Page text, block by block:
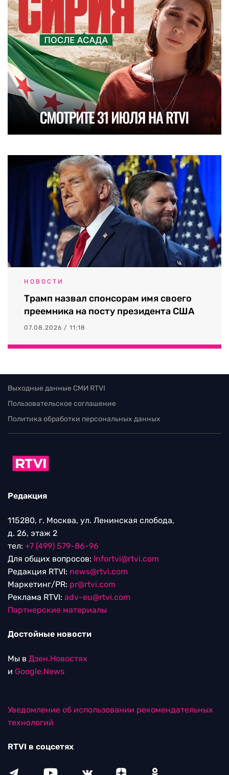
НОВОСТИ
Трамп назвал спонсорам имя своего
преемника на посту президента США
07.08.2026 / 11:18
Выходные данные СМИ RTVI
Пользовательское соглашение
Политика обработки персональных данных
Редакция
115280, г. Москва, ул. Ленинская слобода,
д. 26, этаж 2
тел: +7 (499) 579-86-96
Для общих вопросов: Infortvi@rtvi.com
Редакция RTVI: news@rtvi.com
Маркетинг/PR: pr@rtvi.com
Реклама RTVI: adv-eu@rtvi.com
Партнерские материалы
Достойные новости
Мы в Дзен.Новостях
и Google.News
Уведомление об использовании рекомендательных
технологий
RTVI в соцсетях